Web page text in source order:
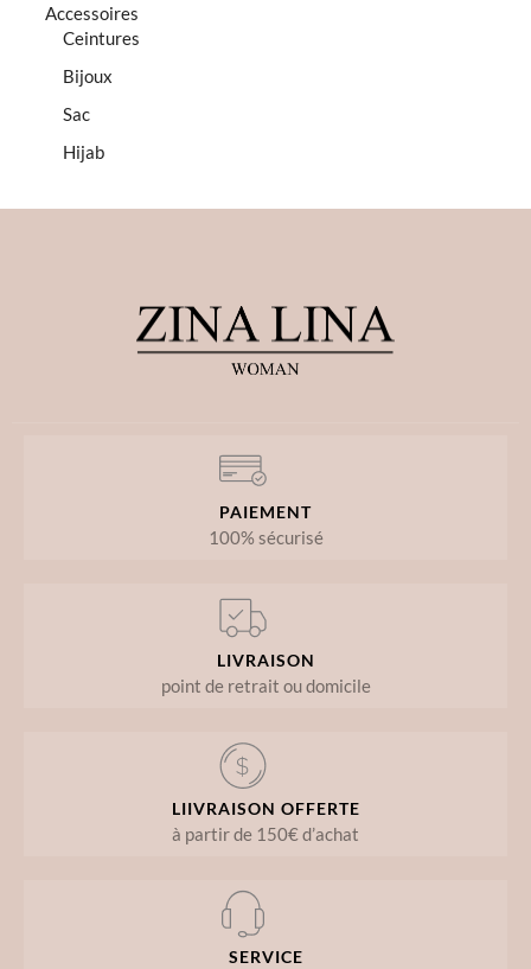
Accessoires
Ceintures
Bijoux
Sac
Hijab
PAIEMENT
100% sécurisé
LIVRAISON
point de retrait ou domicile
LIIVRAISON OFFERTE
à partir de 150€ d’achat
SERVICE